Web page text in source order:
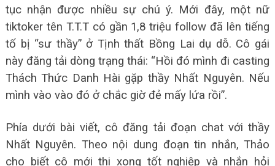
tục nhận được nhiều sự chú ý. Mới đây, một nữ
tiktoker tên T.T.T có gần 1,8 triệu follow đã lên tiếng
tố bị “sư thầy” ở Tịnh thất Bồng Lai dụ dỗ. Cô gái
này đăng tải dòng trạng thái: “Hồi đó mình đi casting
Thách Thức Danh Hài gặp thầy Nhất Nguyên. Nếu
mình vào vào đó ở chắc giờ đẻ mấy lứa rồi”.
Phía dưới bài viết, cô đăng tải đoạn chat với thầy
Nhất Nguyên. Theo nội dung đoạn tin nhắn, Thảo
cho biết cô mới thi xong tốt nghiệp và nhắn hỏi